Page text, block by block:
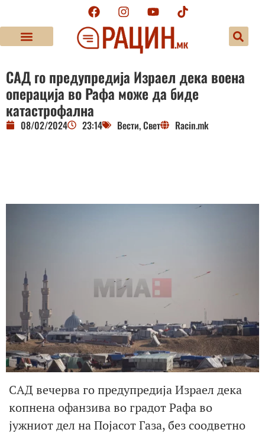
САД го предупредија Израел дека воена
операција во Рафа може да биде
катастрофална
08/02/2024 23:14 Вести,Свет Racin.mk
САД вечерва го предупредија Израел дека
копнена офанзива во градот Рафа во
јужниот дел на Појасот Газа, без соодветно